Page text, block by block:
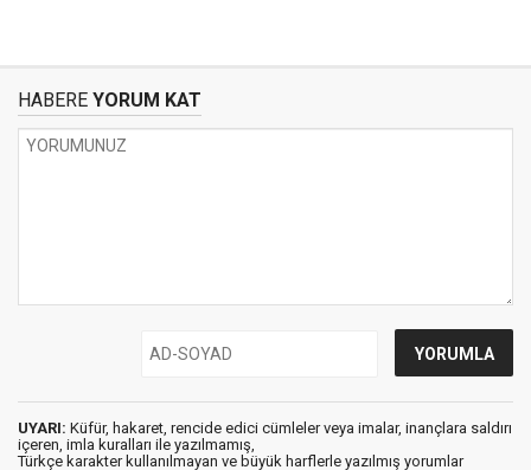
HABERE YORUM KAT
UYARI: Küfür, hakaret, rencide edici cümleler veya imalar, inançlara saldırı
içeren, imla kuralları ile yazılmamış,
Türkçe karakter kullanılmayan ve büyük harflerle yazılmış yorumlar